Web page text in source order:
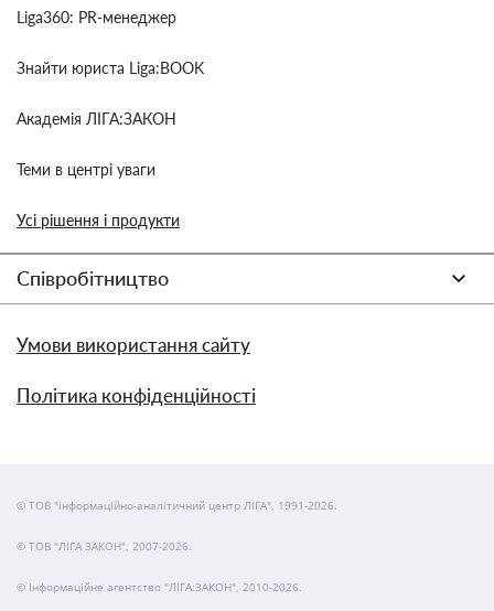
Liga360: PR-менеджер
Знайти юриста Liga:BOOK
Академія ЛІГА:ЗАКОН
Теми в центрі уваги
Усі рішення і продукти
Співробітництво
Умови використання сайту
Політика конфіденційності
© ТОВ "інформаційно-аналітичний центр ЛІГА", 1991-2026.
© ТОВ "ЛІГА ЗАКОН", 2007-2026.
© Інформаційне агентство "ЛІГА:ЗАКОН", 2010-2026.